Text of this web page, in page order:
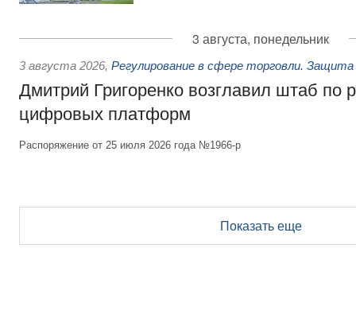
3 августа, понедельник
3 августа 2026, Регулирование в сфере торговли.
Дмитрий Григоренко возглавил штаб по
цифровых платформ
Распоряжение от 25 июля 2026 года №1966-р
Показать еще